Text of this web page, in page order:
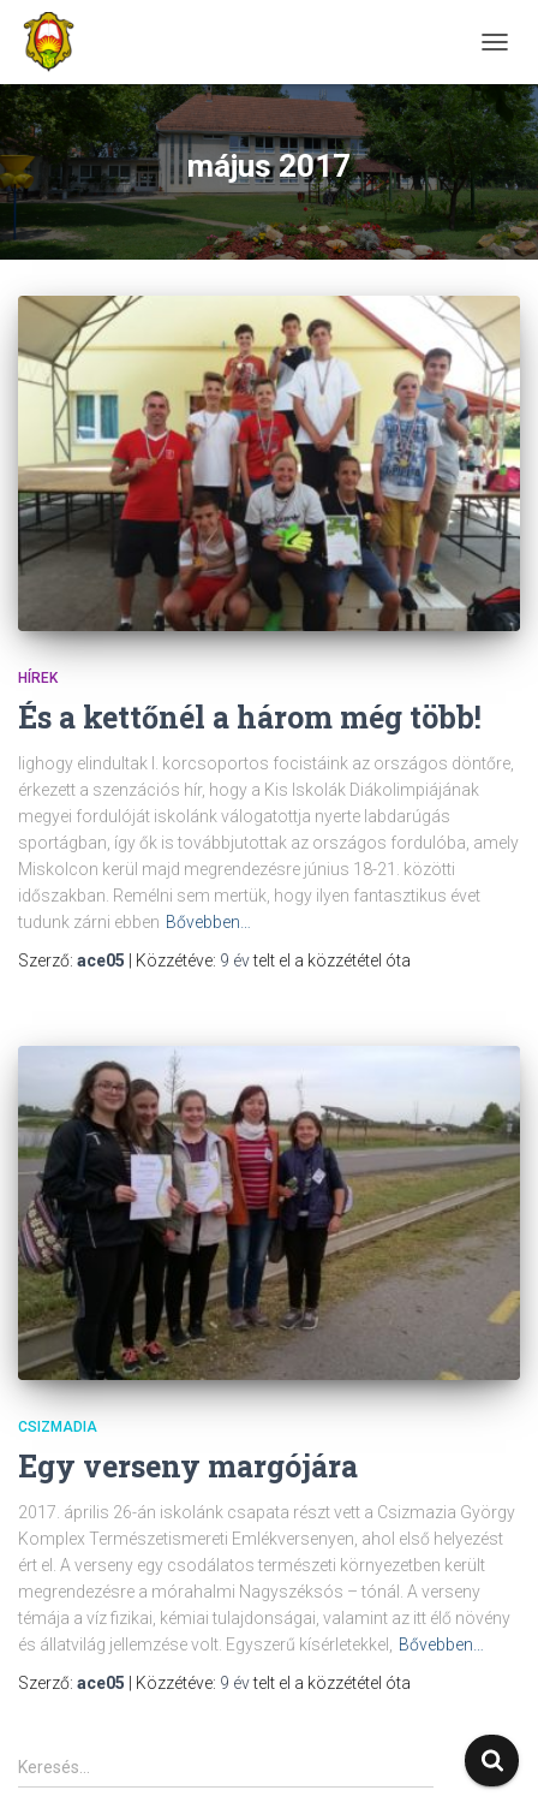
május 2017
HÍREK
És a kettőnél a három még több!
lighogy elindultak I. korcsoportos focistáink az országos döntőre,
érkezett a szenzációs hír, hogy a Kis Iskolák Diákolimpiájának
megyei fordulóját iskolánk válogatottja nyerte labdarúgás
sportágban, így ők is továbbjutottak az országos fordulóba, amely
Miskolcon kerül majd megrendezésre június 18-21. közötti
időszakban. Remélni sem mertük, hogy ilyen fantasztikus évet
tudunk zárni ebben Bővebben…
Szerző: ace05 | Közzétéve: 9 évtelt el a közzététel óta
CSIZMADIA
Egy verseny margójára
2017. április 26-án iskolánk csapata részt vett a Csizmazia György
Komplex Természetismereti Emlékversenyen, ahol első helyezést
ért el. A verseny egy csodálatos természeti környezetben került
megrendezésre a mórahalmi Nagyszéksós – tónál. A verseny
témája a víz fizikai, kémiai tulajdonságai, valamint az itt élő növény
és állatvilág jellemzése volt. Egyszerű kísérletekkel, Bővebben…
Szerző: ace05 | Közzétéve: 9 évtelt el a közzététel óta
K
e
Keresés…